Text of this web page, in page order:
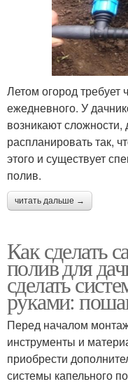
Летом огород требует
ежедневного. У
возникают
распланировать так,
этого и существует
полив.
читать дальше →
Как сделать
полив для
сделать
руками:
Перед началом
инструменты и
приобрести
системы капельного